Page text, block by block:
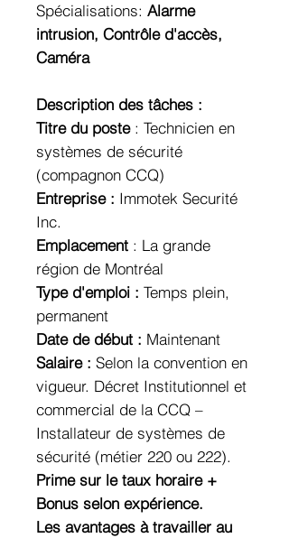
Spécialisations: Alarme
intrusion, Contrôle d'accès,
Caméra
Description des tâches :
Titre du poste: Technicien en
systèmes de sécurité
(compagnon CCQ)
Entreprise : Immotek Securité
Inc.
Emplacement : La grande
région de Montréal
Type d'emploi : Temps plein,
permanent
Date de début : Maintenant
Salaire : Selon la convention en
vigueur. Décret Institutionnel et
commercial de la CCQ –
Installateur de systèmes de
sécurité (métier 220 ou 222).
Prime sur le taux horaire +
Bonus selon expérience.
Les avantages à travailler au